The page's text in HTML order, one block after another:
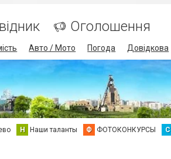
Оголошення
Авто / Мото Погода Довідкова
Н Наши таланты Ф ФОТОКОНКУРСЫ С